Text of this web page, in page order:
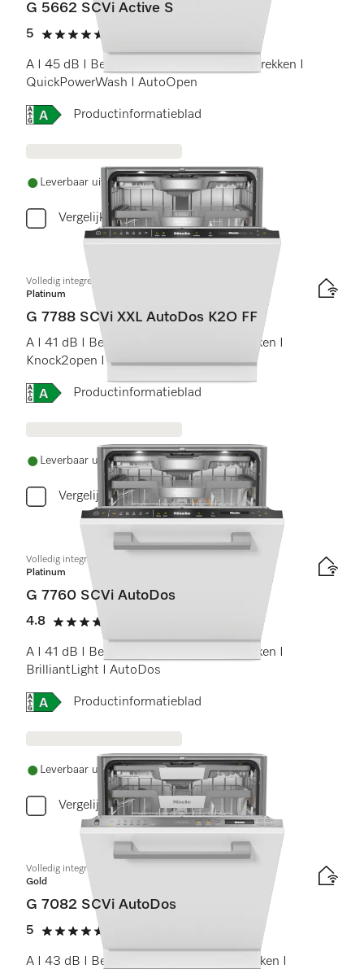
G 5662 SCVi Active S
5
5 sterren op 5
A I 45 dB I Besteklade en -korf I Comfort rekken I
QuickPowerWash I AutoOpen
Online Label Flag, Energielabel
Productinformatieblad
Leverbaar uit voorraad met gratis levering
Vergelijken
Volledig integreerbare vaatwasser XXL
Platinum
G 7788 SCVi XXL AutoDos K2O FF
A I 41 dB I Besteklade I MaxiComfort rekken I
Knock2open I FrontFit
Online Label Flag, Energielabel
Productinformatieblad
Leverbaar uit voorraad met gratis levering
Vergelijken
Volledig integreerbare vaatwassers
Platinum
G 7760 SCVi AutoDos
4.8
4.8 sterren op 5
A I 41 dB I Besteklade I MaxiComfort rekken I
BrilliantLight I AutoDos
Online Label Flag, Energielabel
Productinformatieblad
Leverbaar uit voorraad met gratis levering
Vergelijken
Volledig integreerbare vaatwassers
Gold
G 7082 SCVi AutoDos
5
5 sterren op 5
A I 43 dB I Besteklade I ExtraComfort rekken I